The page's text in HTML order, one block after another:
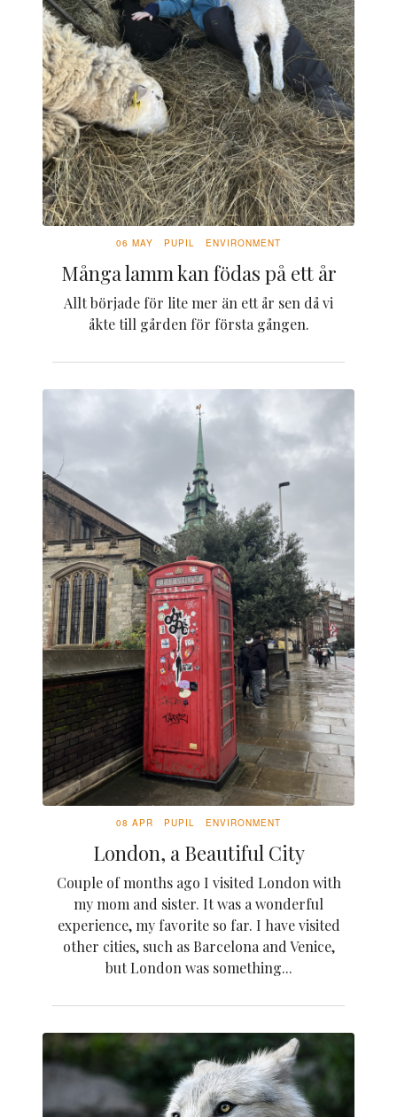
06 MAY PUPIL ENVIRONMENT
Många lamm kan födas på ett år
Allt började för lite mer än ett år sen då vi
åkte till gården för första gången.
08 APR PUPIL ENVIRONMENT
London, a Beautiful City
Couple of months ago I visited London with
my mom and sister. It was a wonderful
experience, my favorite so far. I have visited
other cities, such as Barcelona and Venice,
but London was something...